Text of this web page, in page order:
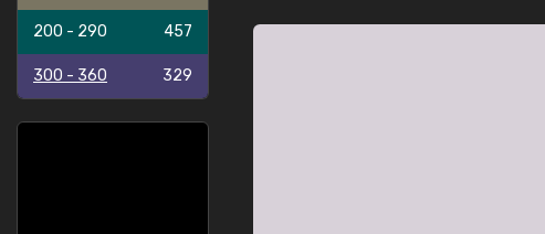
200 - 290 457
300 - 360 329